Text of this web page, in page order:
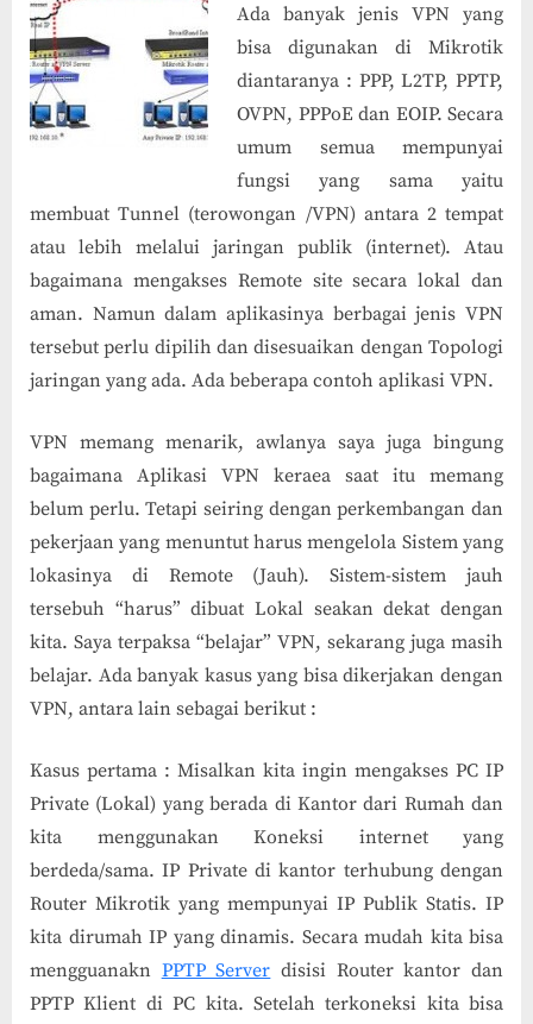
Aplikasi
VPN
Mikrotik
Ada banyak jenis VPN yang
bisa digunakan di Mikrotik
diantaranya : PPP, L2TP, PPTP,
OVPN, PPPoE dan EOIP. Secara
umum semua mempunyai
fungsi yang sama yaitu
membuat Tunnel (terowongan /VPN) antara 2 tempat
atau lebih melalui jaringan publik (internet). Atau
bagaimana mengakses Remote site secara lokal dan
aman. Namun dalam aplikasinya berbagai jenis VPN
tersebut perlu dipilih dan disesuaikan dengan Topologi
jaringan yang ada. Ada beberapa contoh aplikasi VPN.
VPN memang menarik, awlanya saya juga bingung
bagaimana Aplikasi VPN keraea saat itu memang
belum perlu. Tetapi seiring dengan perkembangan dan
pekerjaan yang menuntut harus mengelola Sistem yang
lokasinya di Remote (Jauh). Sistem-sistem jauh
tersebuh “harus” dibuat Lokal seakan dekat dengan
kita. Saya terpaksa “belajar” VPN, sekarang juga masih
belajar. Ada banyak kasus yang bisa dikerjakan dengan
VPN, antara lain sebagai berikut :
Kasus pertama : Misalkan kita ingin mengakses PC IP
Private (Lokal) yang berada di Kantor dari Rumah dan
kita menggunakan Koneksi internet yang
berdeda/sama. IP Private di kantor terhubung dengan
Router Mikrotik yang mempunyai IP Publik Statis. IP
kita dirumah IP yang dinamis. Secara mudah kita bisa
mengguanakn PPTP Server disisi Router kantor dan
PPTP Klient di PC kita. Setelah terkoneksi kita bisa